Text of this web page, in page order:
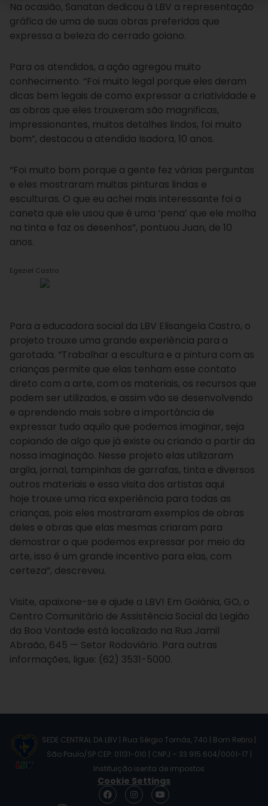
Na ocasião, Sanatan dedicou à LBV a representação
gráfica de uma de suas obras preferidas que
expressa a beleza do cerrado goiano.
Para os atendidos, a ação agregou muito
conhecimento. “Foi muito legal porque eles deram
dicas bem legais de como expressar a criatividade e
as obras que eles trouxeram são magnificas,
impressionantes, muitos detalhes lindos, foi muito
bom”, destacou a atendida Isadora, 10 anos.
“Foi muito bom porque a gente fez várias perguntas
e eles mostraram muitas pinturas lindas e
esculturas. O que eu achei mais interessante foi a
caneta que ele usou que é uma ‘pena’ que ele molha
na tinta e faz os desenhos”, pontuou Juan, de 10
anos.
Egeziel Castro
Para a educadora social da LBV Elisangela Castro, o
projeto trouxe uma grande experiência para a
garotada. “Trabalhar a escultura e a pintura com as
crianças permite que elas tenham esse contato
direto com a arte, com os materiais, os recursos que
podem ser utilizados, e assim vão se desenvolvendo
e aprendendo mais sobre a importância de
expressar tudo aquilo que podemos imaginar, seja
copiando de algo que já existe ou criando a partir da
nossa imaginação. Nesse projeto elas utilizaram
argila, jornal, tampinhas de garrafas, tinta e diversos
outros materiais e essa visita dos artistas aqui
hoje trouxe uma rica experiência para todas as
crianças, pois eles mostraram exemplos de obras
deles e obras que elas mesmas criaram para
demostrar o que podemos expressar por meio da
arte, isso é um grande incentivo para elas, com
certeza”, descreveu.
Visite, apaixone-se e ajude a LBV! Em Goiânia, GO, o
Centro Comunitário de Assistência Social da Legião
da Boa Vontade está localizado na Rua Jamil
Abraão, 645 — Setor Rodoviário. Para outras
informações, ligue: (62) 3531-5000.
SEDE CENTRAL DA LBV | Rua Sérgio Tomás, 740 | Bom Retiro |
São Paulo/SP CEP: 01131-010 | CNPJ – 33.915.604/0001-17 |
Instituição isenta de impostos
Cookie Settings
F
a
I
n
Y
o